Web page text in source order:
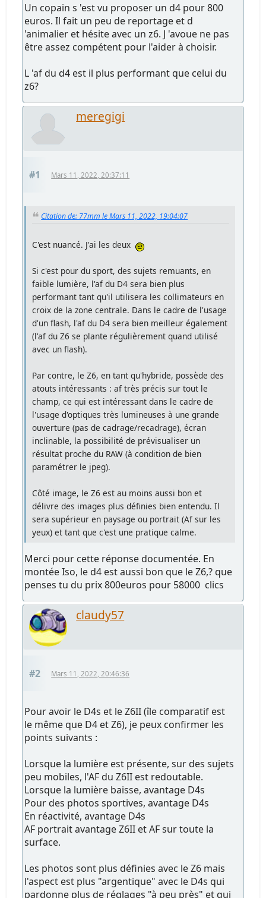
Un copain s 'est vu proposer un d4 pour 800
euros. Il fait un peu de reportage et d
'animalier et hésite avec un z6. J 'avoue ne pas
être assez compétent pour l'aider à choisir.
L 'af du d4 est il plus performant que celui du
z6?
meregigi
#1 Mars 11, 2022, 20:37:11
Citation de: 77mm le Mars 11, 2022, 19:04:07
C'est nuancé. J'ai les deux
Si c'est pour du sport, des sujets remuants, en
faible lumière, l'af du D4 sera bien plus
performant tant qu'il utilisera les collimateurs en
croix de la zone centrale. Dans le cadre de l'usage
d'un flash, l'af du D4 sera bien meilleur également
(l'af du Z6 se plante régulièrement quand utilisé
avec un flash).
Par contre, le Z6, en tant qu'hybride, possède des
atouts intéressants : af très précis sur tout le
champ, ce qui est intéressant dans le cadre de
l'usage d'optiques très lumineuses à une grande
ouverture (pas de cadrage/recadrage), écran
inclinable, la possibilité de prévisualiser un
résultat proche du RAW (à condition de bien
paramétrer le jpeg).
Côté image, le Z6 est au moins aussi bon et
délivre des images plus définies bien entendu. Il
sera supérieur en paysage ou portrait (Af sur les
yeux) et tant que c'est une pratique calme.
Merci pour cette réponse documentée. En
montée Iso, le d4 est aussi bon que le Z6,? que
penses tu du prix 800euros pour 58000 clics
claudy57
#2 Mars 11, 2022, 20:46:36
Pour avoir le D4s et le Z6II (île comparatif est
le même que D4 et Z6), je peux confirmer les
points suivants :
Lorsque la lumière est présente, sur des sujets
peu mobiles, l'AF du Z6II est redoutable.
Lorsque la lumière baisse, avantage D4s
Pour des photos sportives, avantage D4s
En réactivité, avantage D4s
AF portrait avantage Z6II et AF sur toute la
surface.
Les photos sont plus définies avec le Z6 mais
l'aspect est plus "argentique" avec le D4s qui
pardonne plus de réglages "à peu près" et qui